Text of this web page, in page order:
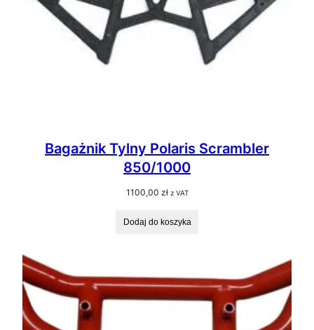
Bagażnik Tylny Polaris Scrambler
850/1000
1100,00 zł z VAT
Dodaj do koszyka